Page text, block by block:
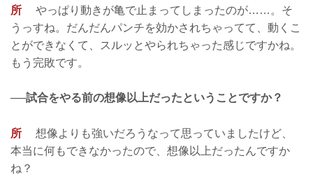
所
やっぱり動きが亀で止まってしまったのが……。そ
うっすね。だんだんパンチを効かされちゃってて、動くこ
とができなくて、スルッとやられちゃった感じですかね。
もう完敗です。
──試合をやる前の想像以上だったということですか？
所
想像よりも強いだろうなって思っていましたけど、
本当に何もできなかったので、想像以上だったんですか
ね？